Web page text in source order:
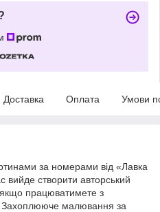
Доставка Оплата Умови
за номерами від «Лавка
створити авторський
працюватимете з
малювання за